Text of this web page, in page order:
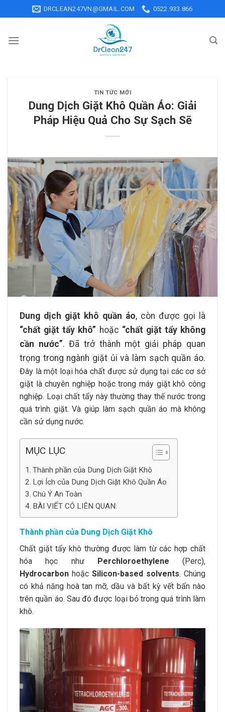
to
DRCLEAN247VN@GMAIL.COM 0522.933.866
TIN TỨC MỚI
Dung Dịch Giặt Khô Quần Áo: Giải
Pháp Hiệu Quả Cho Sự Sạch Sẽ
Dung dịch giặt khô quần áo, còn được gọi là
“chất giặt tẩy khô” hoặc “chất giặt tẩy không
cần nước”. Đã trở thành một giải pháp quan
trọng trong ngành giặt ủi và làm sạch quần áo.
Đây là một loại hóa chất được sử dụng tại các cơ sở
giặt là chuyên nghiệp hoặc trong máy giặt khô công
nghiệp. Loại chất tẩy này thường thay thế nước trong
quá trình giặt. Và giúp làm sạch quần áo mà không
cần sử dụng nước.
MỤC LỤC
Thành phần của Dung Dịch Giặt Khô
Lợi Ích của Dung Dịch Giặt Khô Quần Áo
Chú Ý An Toàn
BÀI VIẾT CÓ LIÊN QUAN:
Thành phần của Dung Dịch Giặt Khô
Chất giặt tẩy khô thường được làm từ các hợp chất
hóa học như Perchloroethylene (Perc),
Hydrocarbon hoặc Silicon-based solvents. Chúng
có khả năng hoà tan mỡ, dầu và bất kỳ vết bẩn nào
trên quần áo. Sau đó được loại bỏ trong quá trình làm
khô.